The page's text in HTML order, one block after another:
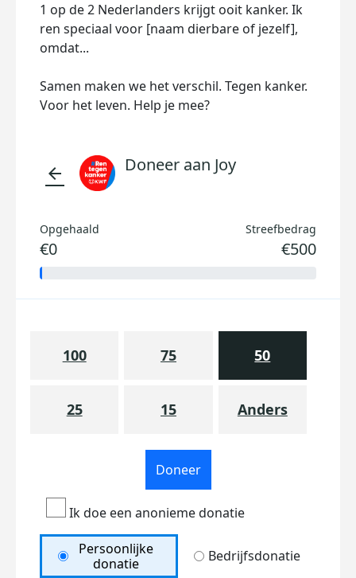
1 op de 2 Nederlanders krijgt ooit kanker. Ik
ren speciaal voor [naam dierbare of jezelf],
omdat...
Samen maken we het verschil. Tegen kanker.
Voor het leven. Help je mee?
arrow_back Doneer aan Joy
Opgehaald
€0
Streefbedrag
€500
100 75 50
25 15 Anders
Doneer
Ik doe een anonieme donatie
Persoonlijke
donatie
Bedrijfsdonatie